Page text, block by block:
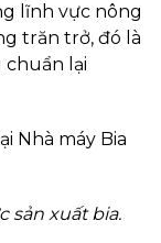
lĩnh vực nông
trăn trở, đó là
chuẩn lại
sản xuất bia.